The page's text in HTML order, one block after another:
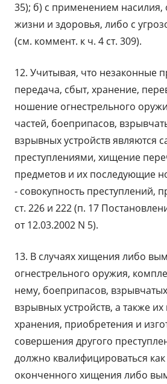
35); б) с применением насилия,
жизни и здоровья, либо с
(см. коммент. к ч. 4 ст. 309).
12. Учитывая, что незаконные
передача, сбыт, хранение,
ношение огнестрельного
частей, боеприпасов,
взрывных устройств являются
преступлениями, хищение
предметов и их последующие
- совокупность преступлений,
ст. 226 и 222 (п. 17
от 12.03.2002 N 5).
13. В случаях хищения либо
огнестрельного оружия,
нему, боеприпасов,
взрывных устройств, а также
хранения, приобретения и
совершения другого
должно квалифицироваться
оконченного хищения либо